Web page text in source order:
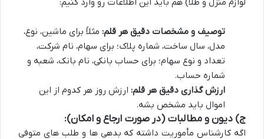
توصیف و مشخصات دقیق هر قلم: مثلاً برای ماشین، نوع،
مدل، سال ساخت، شماره پلاک؛ برای سهام، نام شرکت،
تعداد و نوع سهام؛ برای حساب بانکی، نام بانک، شعبه و
شماره حساب.
ارزش گذاری دقیق هر قلم: ارزش روز هر کدوم از این
اموال باید مشخص بشه.
ج) دیون و مطالبات (در صورت ارجاع و امکان):
اگه کارشناس مأموریت داشته که بدهی ها و طلب های متوفی